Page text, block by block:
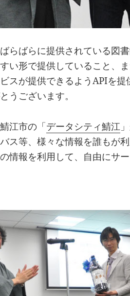
らばらに提供されている図
い形で提供していること、
スが提供できるようAPIを提
うございます。
江市の「データシティ鯖江
ス等、様々な情報を誰もが
情報を利用して、自由にサ